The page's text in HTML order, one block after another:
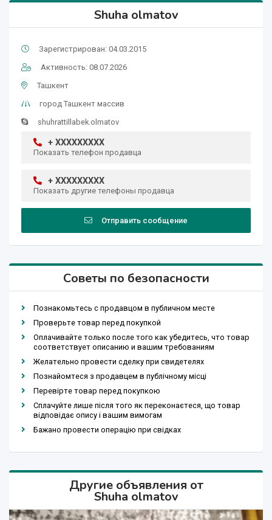
Shuha olmatov
Зарегистрирован: 04.03.2015
Активность: 08.07.2026
Ташкент
город Ташкент массив
shuhrattillabek.olmatov
+ XXXXXXXXX
Показать телефон продавца
+ XXXXXXXXX
Показать другие телефоны продавца
Отправить сообщение
Советы по безопасности
Познакомьтесь с продавцом в публичном месте
Проверьте товар перед покупкой
Оплачивайте только после того как убедитесь, что товар
соответствует описанию и вашим требованиям
Желательно провести сделку при свидетелях
Познайомтеся з продавцем в публічному місці
Перевірте товар перед покупкою
Сплачуйте лише після того як переконаєтеся, що товар
відповідає опису і вашим вимогам
Бажано провести операцію при свідках
Другие объявления от
Shuha olmatov